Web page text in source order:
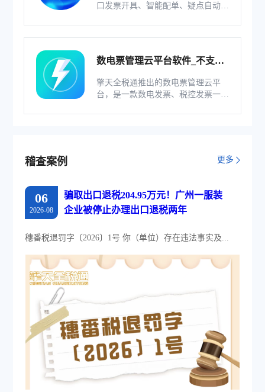
口发票开具、智能配单、疑点自动检
数电票管理云平台软件_不支持
擎天全税通推出的数电票管理云平
台，是一款数电发票、税控发票一体
稽查案例 更多
06
2026-08
骗取出口退税204.95万元！广州一服装
企业被停止办理出口退税两年
穗番税退罚字〔2026〕1号 你（单位）存在违法事实及...